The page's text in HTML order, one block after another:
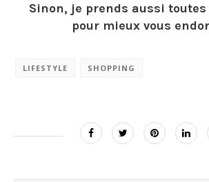
Sinon, je prends aussi toutes
pour mieux vous
LIFESTYLE SHOPPING